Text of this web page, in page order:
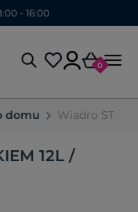
- 16:00
0
domu Wiadro
12L /